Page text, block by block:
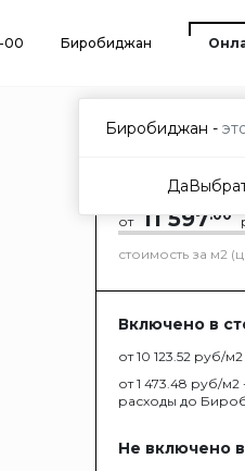
00 Биробиджан
от 11 597.00
стоимость за м2
Включено в
от 10 123.52 руб/
от 1 473.48 руб/
расходы до
Не включено
Биробиджан -
Да